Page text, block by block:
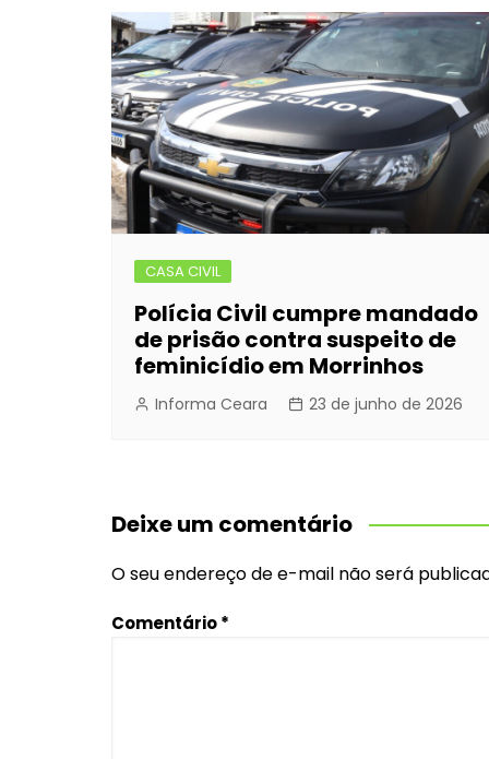
CASA CIVIL
Polícia Civil cumpre mandado
de prisão contra suspeito de
feminicídio em Morrinhos
Informa Ceara 23 de junho de 2026
Deixe um comentário
O seu endereço de e-mail não será
Comentário*